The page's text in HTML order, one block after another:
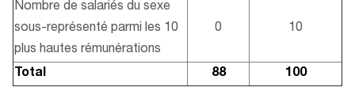
Nombre de salariés du sexe
sous-représenté parmi les 10
plus hautes rémunérations
0 10
Total 88 100